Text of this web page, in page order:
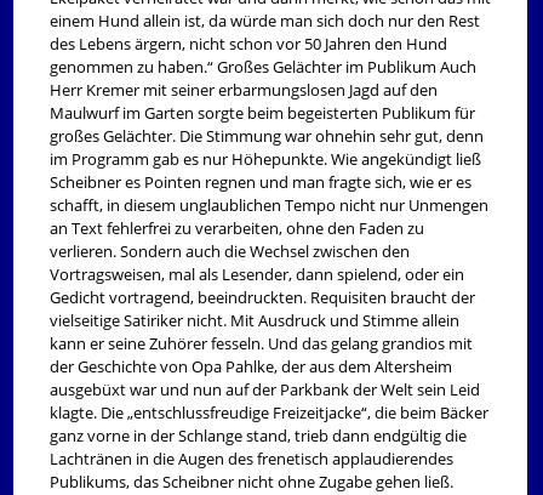
einem Hund allein ist, da würde man sich doch nur den Rest
des Lebens ärgern, nicht schon vor 50 Jahren den Hund
genommen zu haben.“ Großes Gelächter im Publikum Auch
Herr Kremer mit seiner erbarmungslosen Jagd auf den
Maulwurf im Garten sorgte beim begeisterten Publikum für
großes Gelächter. Die Stimmung war ohnehin sehr gut, denn
im Programm gab es nur Höhepunkte. Wie angekündigt ließ
Scheibner es Pointen regnen und man fragte sich, wie er es
schafft, in diesem unglaublichen Tempo nicht nur Unmengen
an Text fehlerfrei zu verarbeiten, ohne den Faden zu
verlieren. Sondern auch die Wechsel zwischen den
Vortragsweisen, mal als Lesender, dann spielend, oder ein
Gedicht vortragend, beeindruckten. Requisiten braucht der
vielseitige Satiriker nicht. Mit Ausdruck und Stimme allein
kann er seine Zuhörer fesseln. Und das gelang grandios mit
der Geschichte von Opa Pahlke, der aus dem Altersheim
ausgebüxt war und nun auf der Parkbank der Welt sein Leid
klagte. Die „entschlussfreudige Freizeitjacke“, die beim Bäcker
ganz vorne in der Schlange stand, trieb dann endgültig die
Lachtränen in die Augen des frenetisch applaudierendes
Publikums, das Scheibner nicht ohne Zugabe gehen ließ.